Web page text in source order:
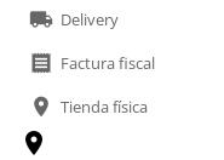
local_shipping Delivery
receipt Factura fiscal
location_on Tienda física
location_on